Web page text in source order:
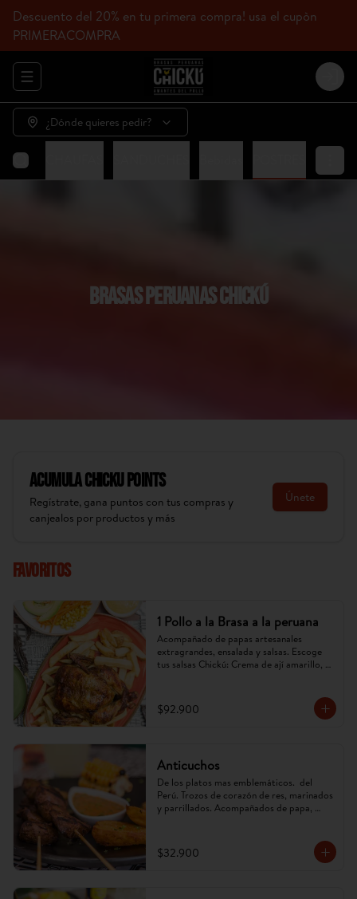
Descuento del 20% en tu primera compra! usa el cupòn
PRIMERACOMPRA
Abrir menu de navegación Login
¿Dónde quieres pedir?
BRASAS PERUANAS CHICKÚ
AcumulaChicku Points
Regístrate, gana puntos con tus compras y
canjealos por productos y más
Únete
Favoritos
1 Pollo a la Brasa a la peruana
Acompañado de papas artesanales
extragrandes, ensalada y salsas. Escoge
tus salsas Chickú: Crema de ají amarillo,
$92.900
Anticuchos
De los platos mas emblemáticos.  del
Perú. Trozos de corazón de res, marinados
y parrillados. Acompañados de papa,
$32.900